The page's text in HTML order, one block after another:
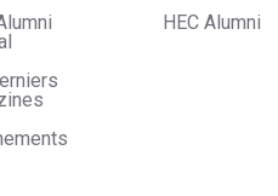
HEC Alumni